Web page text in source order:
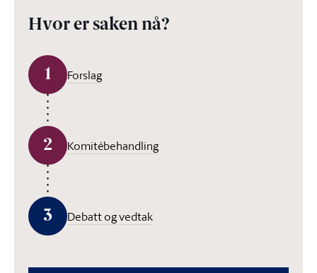
Hvor er saken nå?
1 Forslag
2 Komitébehandling
3 Debatt og vedtak